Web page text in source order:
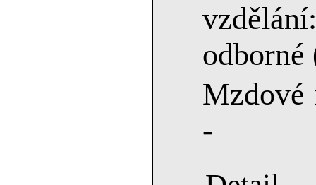
Mzdové
-